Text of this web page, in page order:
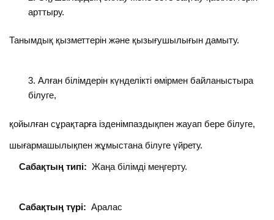
арттыру.
Танымдық қызметтерін және қызығушылығын дамыту.
Алған білімдерін күнделікті өмірмен байланыстыра
білуге,
қойылған сұрақтарға ізденімпаздықпен жауап бере білуге,
шығармашылықпен жұмыстана білуге үйрету.
Сабақтың типі:Жаңа білімді меңгерту.
Сабақтың түрі:Аралас